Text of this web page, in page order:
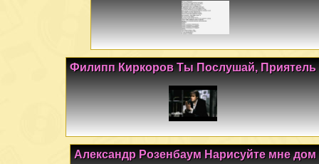
Филипп Киркоров Ты Послушай, Приятель
Александр Розенбаум Нарисуйте мне дом